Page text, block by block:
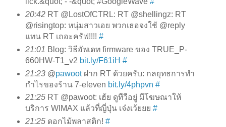
20:42RT @LostOfCTRL: RT @shellingz: RT
@risingtop: หนุ่มสาวเอย พวกเธอจงใช้ @reply
แทน RT เถอะครัฟ!!!! #
21:01 Blog: วิธีอัพเดท firmware ของ TRUE_P-
660HW-T1_v2 bit.ly/F61iH #
21:23@pawootฝาก RT ด้วยครับ: กลยุทธการทำ
กำไรของร้าน 7-eleven bit.ly/4phpvn #
21:25RT @pawoot: เฮ้ย ดูทีวีอยู่ มีโฆษณาให้
บริการ WIMAX แล้วที่ญี่ปุ่น เจ๋งเว้ยยย #
21:25ดอกไม้พลาสติก! #